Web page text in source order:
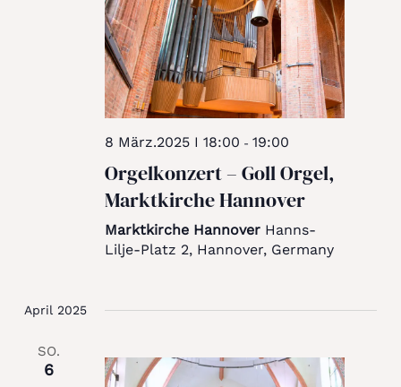
8 März.2025 I 18:00 - 19:00
Orgelkonzert – Goll Orgel,
Marktkirche Hannover
Marktkirche Hannover Hanns-
Lilje-Platz 2, Hannover, Germany
April 2025
SO.
6